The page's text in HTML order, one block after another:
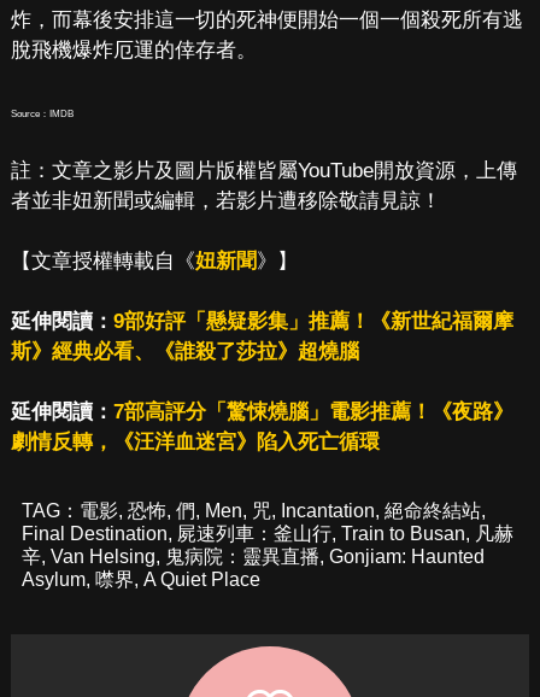
炸，而幕後安排這一切的死神便開始一個一個殺死所有逃
脫飛機爆炸厄運的倖存者。
Source：IMDB
註：文章之影片及圖片版權皆屬YouTube開放資源，上傳
者並非妞新聞或編輯，若影片遭移除敬請見諒！
【文章授權轉載自《妞新聞》】
延伸閱讀： 9部好評「懸疑影集」推薦！《新世紀福爾摩
斯》經典必看、《誰殺了莎拉》超燒腦
延伸閱讀： 7部高評分「驚悚燒腦」電影推薦！《夜路》
劇情反轉，《汪洋血迷宮》陷入死亡循環
TAG： 電影, 恐怖, 們, Men, 咒, Incantation, 絕命終結站,
Final Destination, 屍速列車：釜山行, Train to Busan, 凡赫
辛, Van Helsing, 鬼病院：靈異直播, Gonjiam: Haunted
Asylum, 噤界, A Quiet Place